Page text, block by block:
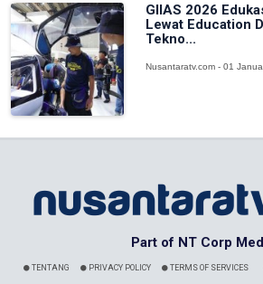
GIIAS 2026
Lewat Education
Tekno...
Nusantaratv.com - 01
Part of NT Corp
TENTANG PRIVACY POLICY TERMS OF SERVICES